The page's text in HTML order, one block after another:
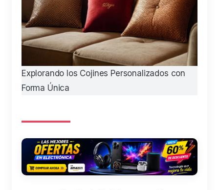
Explorando los Cojines Personalizados con
Forma Única